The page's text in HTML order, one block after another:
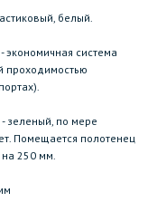
белый.
экономичная система
проходимостью
зеленый, по мере
Помещается полотенец
на 250 мм.